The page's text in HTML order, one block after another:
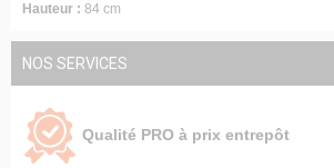
Hauteur : 84 cm
NOS SERVICES
Qualité PRO à prix entrepôt